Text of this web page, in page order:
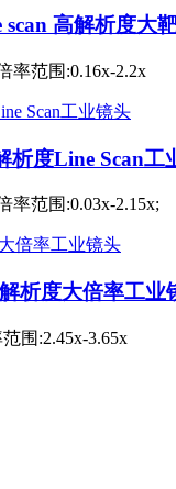
高解析度大
率范围:0.16x-2.2x
析度Line Scan工
率范围:0.03x-2.15x;
析度大倍率工业
围:2.45x-3.65x